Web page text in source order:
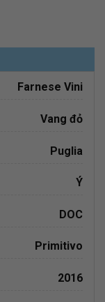
Farnese Vini
Vang đỏ
Puglia
Ý
DOC
Primitivo
2016